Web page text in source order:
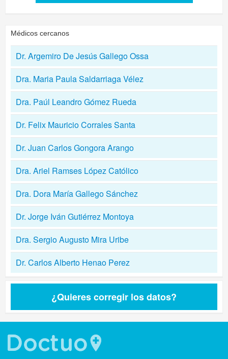
Médicos cercanos
Dr. Argemiro De Jesús Gallego Ossa
Dra. Maria Paula Saldarriaga Vélez
Dra. Paúl Leandro Gómez Rueda
Dr. Felix Mauricio Corrales Santa
Dr. Juan Carlos Gongora Arango
Dra. Ariel Ramses López Católico
Dra. Dora María Gallego Sánchez
Dr. Jorge Iván Gutiérrez Montoya
Dra. Sergio Augusto Mira Uribe
Dr. Carlos Alberto Henao Perez
¿Quieres corregir los datos?